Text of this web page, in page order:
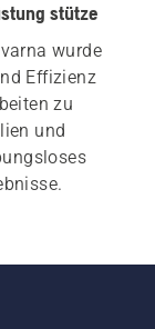
stütze
wurde
Effizienz
zu
und